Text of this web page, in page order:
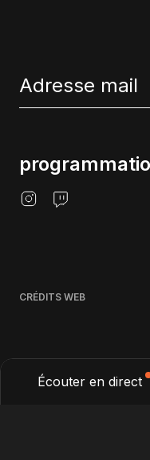
Écouter en direct
CRÉDITS WEB